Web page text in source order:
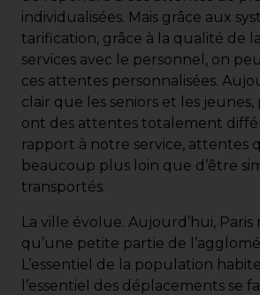
individualisées. Mais grâce aux
tarification, grâce à la qualité de
services avec le personnel, on
ces attentes personnalisées.
clair que les seniors et les
ont des attentes totalement
rapport à notre service, attentes
beaucoup plus loin que d’être
transportés.
La ville évolue. Aujourd’hui, Paris
qu’une petite partie de
L’essentiel de la population
l’essentiel des déplacements se